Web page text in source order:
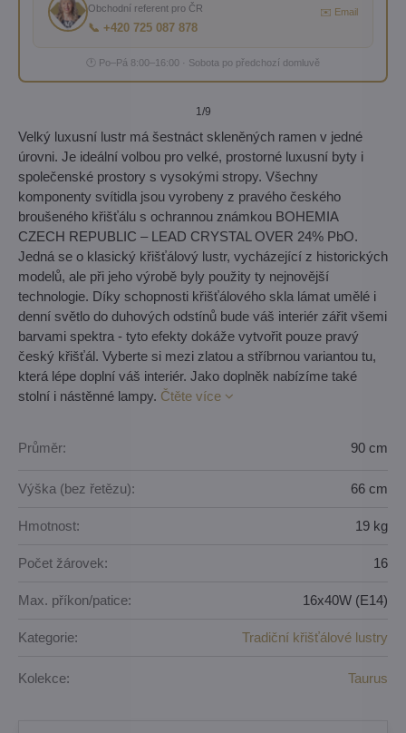
Obchodní referent pro ČR
📞 +420 725 087 878
✉️ Email
🕐 Po–Pá 8:00–16:00 · Sobota po předchozí domluvě
1 /9
Velký luxusní lustr má šestnáct skleněných ramen v jedné
úrovni. Je ideální volbou pro velké, prostorné luxusní byty i
společenské prostory s vysokými stropy. Všechny
komponenty svítidla jsou vyrobeny z pravého českého
broušeného křišťálu s ochrannou známkou BOHEMIA
CZECH REPUBLIC – LEAD CRYSTAL OVER 24% PbO.
Jedná se o klasický křišťálový lustr, vycházející z historických
modelů, ale při jeho výrobě byly použity ty nejnovější
technologie. Díky schopnosti křišťálového skla lámat umělé i
denní světlo do duhových odstínů bude váš interiér zářit všemi
barvami spektra - tyto efekty dokáže vytvořit pouze pravý
český křišťál. Vyberte si mezi zlatou a stříbrnou variantou tu,
která lépe doplní váš interiér. Jako doplněk nabízíme také
stolní i nástěnné lampy. Čtěte více
Průměr: 90 cm
Výška (bez řetězu): 66 cm
Hmotnost: 19 kg
Počet žárovek: 16
Max. příkon/patice: 16x40W (E14)
Kategorie: Tradiční křišťálové lustry
Kolekce: Taurus